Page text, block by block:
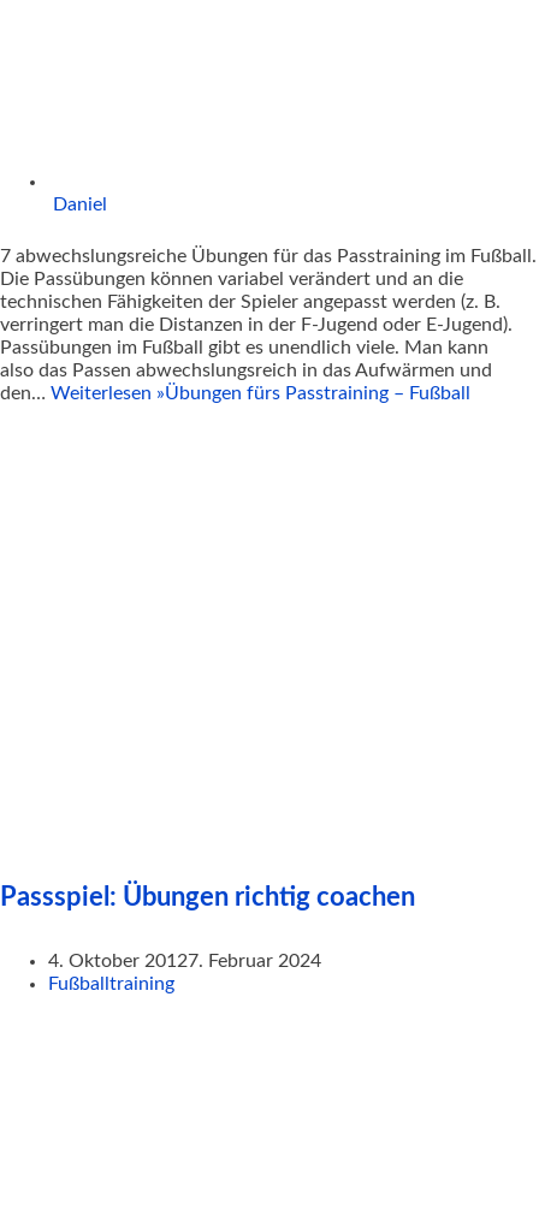
Daniel
7 abwechslungsreiche Übungen für das Passtraining im Fußball.
Die Passübungen können variabel verändert und an die
technischen Fähigkeiten der Spieler angepasst werden (z. B.
verringert man die Distanzen in der F-Jugend oder E-Jugend).
Passübungen im Fußball gibt es unendlich viele. Man kann
also das Passen abwechslungsreich in das Aufwärmen und
den… Weiterlesen »Übungen fürs Passtraining – Fußball
Passspiel: Übungen richtig coachen
4. Oktober 20127. Februar 2024
Fußballtraining